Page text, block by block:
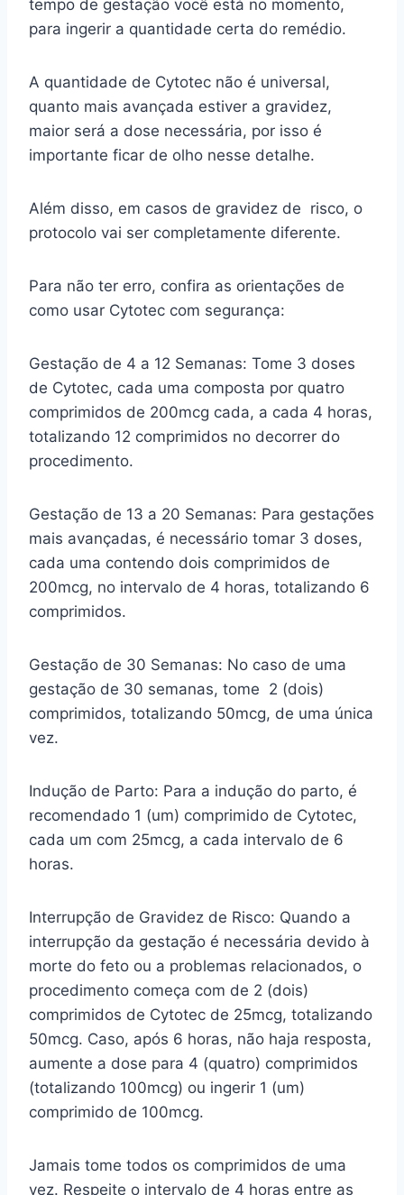
tempo de gestação você está no momento,
para ingerir a quantidade certa do remédio.
A quantidade de Cytotec não é universal,
quanto mais avançada estiver a gravidez,
maior será a dose necessária, por isso é
importante ficar de olho nesse detalhe.
Além disso, em casos de gravidez de risco, o
protocolo vai ser completamente diferente.
Para não ter erro, confira as orientações de
como usar Cytotec com segurança:
Gestação de 4 a 12 Semanas: Tome 3 doses
de Cytotec, cada uma composta por quatro
comprimidos de 200mcg cada, a cada 4 horas,
totalizando 12 comprimidos no decorrer do
procedimento.
Gestação de 13 a 20 Semanas: Para gestações
mais avançadas, é necessário tomar 3 doses,
cada uma contendo dois comprimidos de
200mcg, no intervalo de 4 horas, totalizando 6
comprimidos.
Gestação de 30 Semanas: No caso de uma
gestação de 30 semanas, tome 2 (dois)
comprimidos, totalizando 50mcg, de uma única
vez.
Indução de Parto: Para a indução do parto, é
recomendado 1 (um) comprimido de Cytotec,
cada um com 25mcg, a cada intervalo de 6
horas.
Interrupção de Gravidez de Risco: Quando a
interrupção da gestação é necessária devido à
morte do feto ou a problemas relacionados, o
procedimento começa com de 2 (dois)
comprimidos de Cytotec de 25mcg, totalizando
50mcg. Caso, após 6 horas, não haja resposta,
aumente a dose para 4 (quatro) comprimidos
(totalizando 100mcg) ou ingerir 1 (um)
comprimido de 100mcg.
Jamais tome todos os comprimidos de uma
vez. Respeite o intervalo de 4 horas entre as